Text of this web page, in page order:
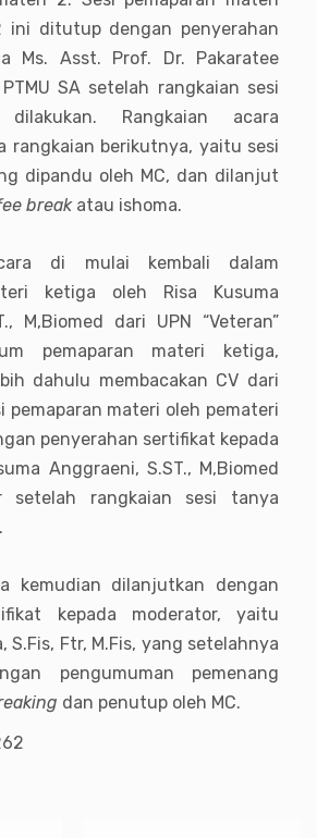
ini ditutup dengan penyerahan
Ms. Asst. Prof. Dr. Pakaratee
SA setelah rangkaian sesi
Rangkaian acara
rangkaian berikutnya, yaitu sesi
dipandu oleh MC, dan dilanjut
breakatau ishoma.
di mulai kembali dalam
ketiga oleh Risa Kusuma
M,Biomed dari UPN “Veteran”
pemaparan materi ketiga,
dahulu membacakan CV dari
pemaparan materi oleh pemateri
penyerahan sertifikat kepada
Anggraeni, S.ST., M,Biomed
setelah rangkaian sesi tanya
kemudian dilanjutkan dengan
kepada moderator, yaitu
S.Fis, Ftr, M.Fis, yang setelahnya
pengumuman pemenang
dan penutup oleh MC.